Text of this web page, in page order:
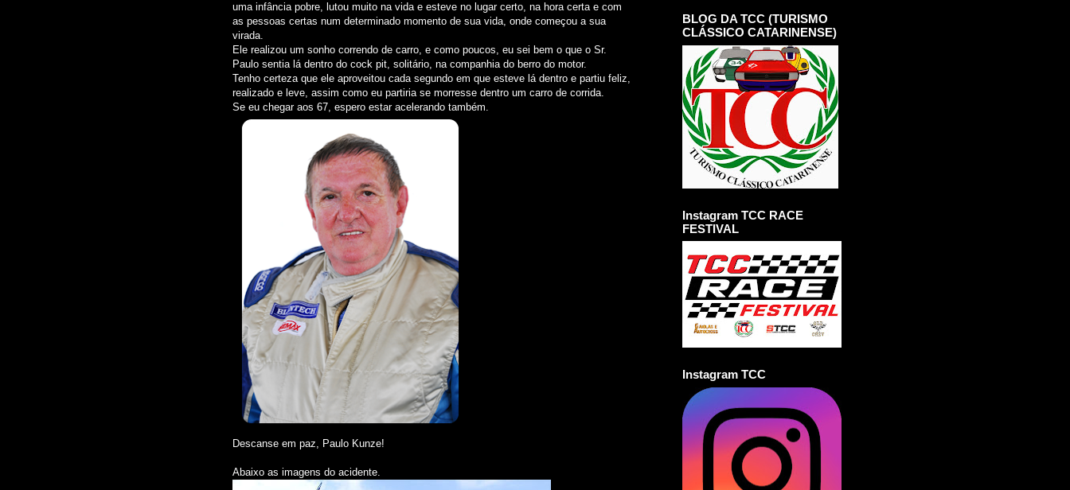
uma infância pobre, lutou muito na vida e esteve no lugar certo, na hora certa e com
as pessoas certas num determinado momento de sua vida, onde começou a sua
virada.
Ele realizou um sonho correndo de carro, e como poucos, eu sei bem o que o Sr.
Paulo sentia lá dentro do cock pit, solitário, na companhia do berro do motor.
Tenho certeza que ele aproveitou cada segundo em que esteve lá dentro e partiu feliz,
realizado e leve, assim como eu partiria se morresse dentro um carro de corrida.
Se eu chegar aos 67, espero estar acelerando também.
Descanse em paz, Paulo Kunze!
Abaixo as imagens do acidente.
BLOG DA TCC (TURISMO
CLÁSSICO CATARINENSE)
Instagram TCC RACE
FESTIVAL
Instagram TCC